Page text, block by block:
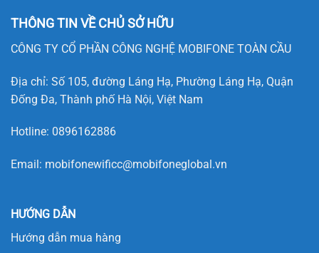
THÔNG TIN VỀ CHỦ SỞ HỮU
CÔNG TY CỔ PHẦN CÔNG NGHỆ MOBIFONE TOÀN CẦU
Địa chỉ: Số 105, đường Láng Hạ, Phường Láng Hạ, Quận
Đống Đa, Thành phố Hà Nội, Việt Nam
Hotline: 0896162886
Email: mobifonewificc@mobifoneglobal.vn
HƯỚNG DẪN
Hướng dẫn mua hàng